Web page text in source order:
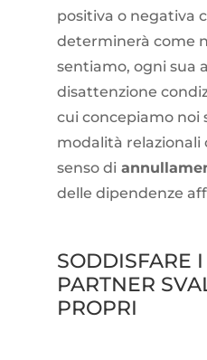
positiva o negativa
determinerà come
sentiamo, ogni sua
disattenzione
cui concepiamo noi
modalità relazionali
senso di
delle dipendenze
SODDISFARE
PARTNER
PROPRI